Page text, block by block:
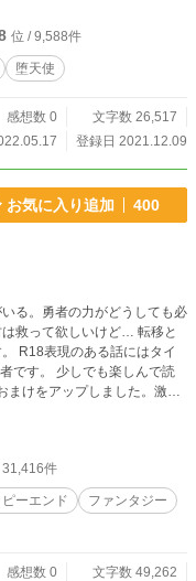
位 / 9,588件
堕天使
感想数 0
文字数 26,517
登録日 2021.12.09
お気に入り追加 400
る。勇者の力がどうしても必
て欲しいけど… 転移と
R18表現のある話にはタイ
です。 少しでも楽しんで読
31,416件
ーエンド
ファンタジー
感想数 0
文字数 49,262